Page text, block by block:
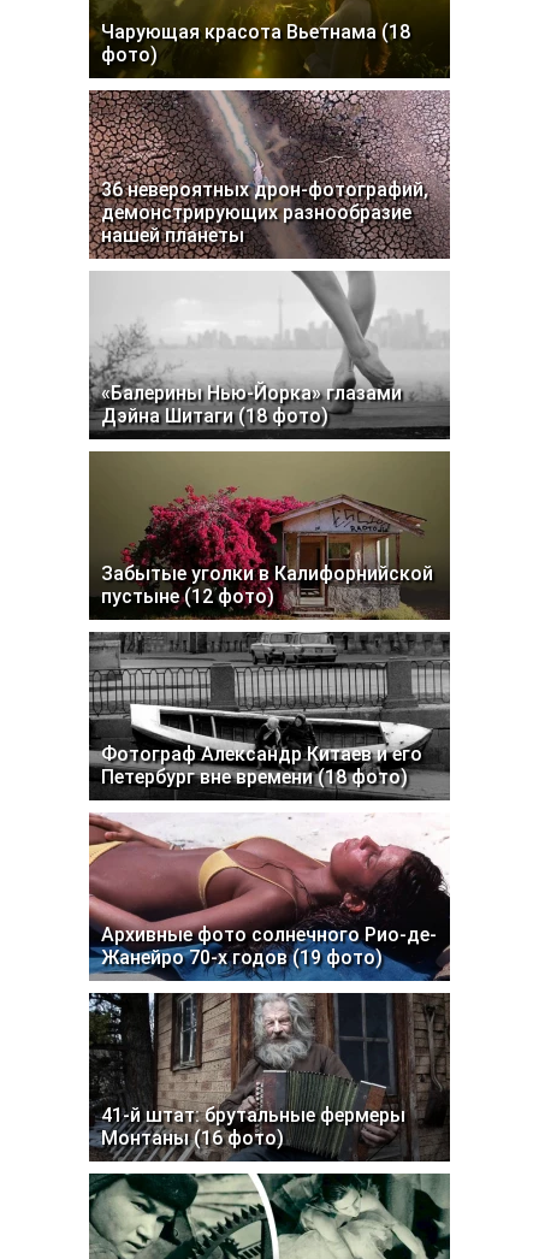
Чарующая красота Вьетнама (18
фото)
36 невероятных дрон-фотографий,
демонстрирующих разнообразие
нашей планеты
«Балерины Нью-Йорка» глазами
Дэйна Шитаги (18 фото)
Забытые уголки в Калифорнийской
пустыне (12 фото)
Фотограф Александр Китаев и его
Петербург вне времени (18 фото)
Архивные фото солнечного Рио-де-
Жанейро 70-х годов (19 фото)
41-й штат: брутальные фермеры
Монтаны (16 фото)